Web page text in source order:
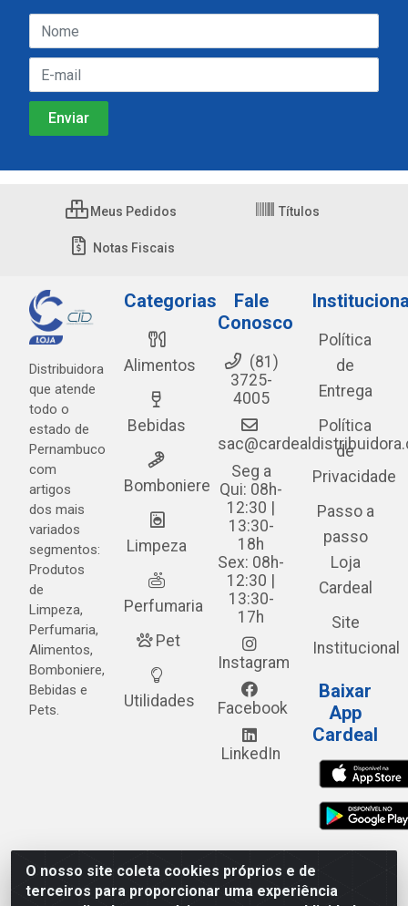
O nosso site coleta cookies próprios e de
terceiros para proporcionar uma experiência
Meus Pedidos Títulos
Notas Fiscais
Distribuidora
que atende
todo o
estado de
Pernambuco
com
artigos
dos mais
variados
segmentos:
Produtos
de
Limpeza,
Perfumaria,
Alimentos,
Bomboniere,
Bebidas e
Pets.
Categorias
Alimentos
Bebidas
Bomboniere
Limpeza
Perfumaria
Pet
Utilidades
Fale
Conosco
(81)
3725-
4005
Seg a
Qui: 08h-
12:30 |
13:30-
18h
Sex: 08h-
12:30 |
13:30-
17h
Instagram
Facebook
LinkedIn
Política
de
Entrega
Política
de
Privacidade
Passo a
passo
Loja
Cardeal
Site
Institucional
Baixar
App
Cardeal
Cardeal Distribuidora - Estrada Alto do Moura, 582 - Alto
do Moura - Caruaru/PE - CEP 55.040-120 - CNPJ